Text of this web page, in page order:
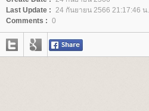
Last Update : 24 กันยายน 2566 21:17:46 น.
Comments : 0